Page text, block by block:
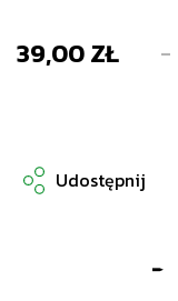
39,00 ZŁ -
Udostępnij